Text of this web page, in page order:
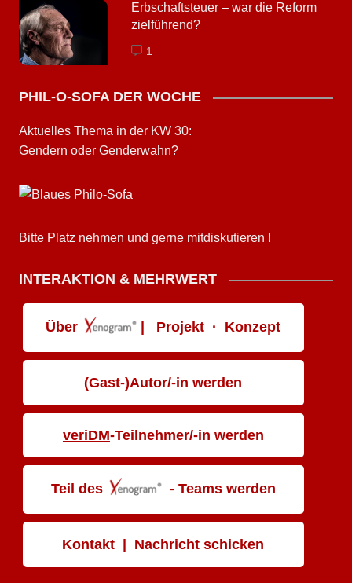
Erbschaftsteuer – war die Reform
zielführend?
1
PHIL-O-SOFA DER WOCHE
Aktuelles Thema in der KW 30:
Gendern oder Genderwahn?
Bitte Platz nehmen und gerne mitdiskutieren !
INTERAKTION & MEHRWERT
Über | Projekt · Konzept
(Gast-)Autor/-in werden
veriDM-Teilnehmer/-in werden
Teil des - Teams werden
Kontakt | Nachricht schicken